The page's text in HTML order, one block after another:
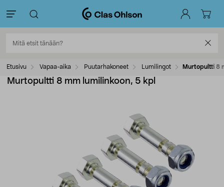
Etusivu Vapaa-aika Puutarhakoneet Lumilingot Murtopultti 8
Murtopultti 8 mm lumilinkoon, 5 kpl